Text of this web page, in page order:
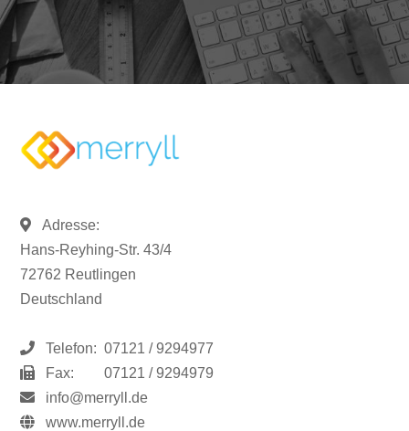
Adresse:
Hans-Reyhing-Str. 43/4
72762 Reutlingen
Deutschland
Telefon: 07121 / 9294977
Fax:
07121 / 9294979
info@merryll.de
www.merryll.de